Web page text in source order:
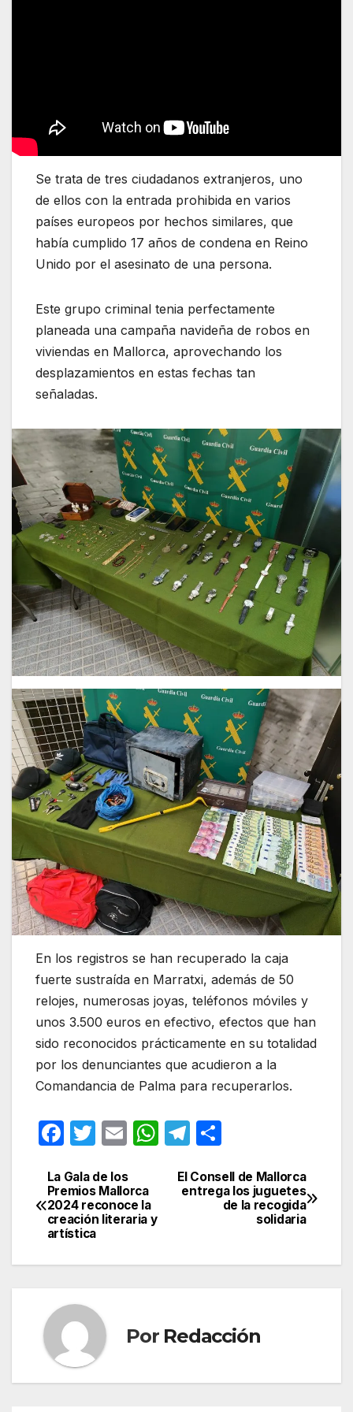
Se trata de tres ciudadanos extranjeros, uno
de ellos con la entrada prohibida en varios
países europeos por hechos similares, que
había cumplido 17 años de condena en Reino
Unido por el asesinato de una persona.
Este grupo criminal tenia perfectamente
planeada una campaña navideña de robos en
viviendas en Mallorca, aprovechando los
desplazamientos en estas fechas tan
señaladas.
En los registros se han recuperado la caja
fuerte sustraída en Marratxi, además de 50
relojes, numerosas joyas, teléfonos móviles y
unos 3.500 euros en efectivo, efectos que han
sido reconocidos prácticamente en su totalidad
por los denunciantes que acudieron a la
Comandancia de Palma para recuperarlos.
F
c
e
b
o
k
T
itt
er
E
ail
W
at
p
T
e
m
m
p
tir
Navegación
de
El Consell de Mallorca
entrega los juguetes
de la recogida
solidaria
La Gala de los
Premios Mallorca
2024 reconoce la
creación literaria y
artística
Por Redacción